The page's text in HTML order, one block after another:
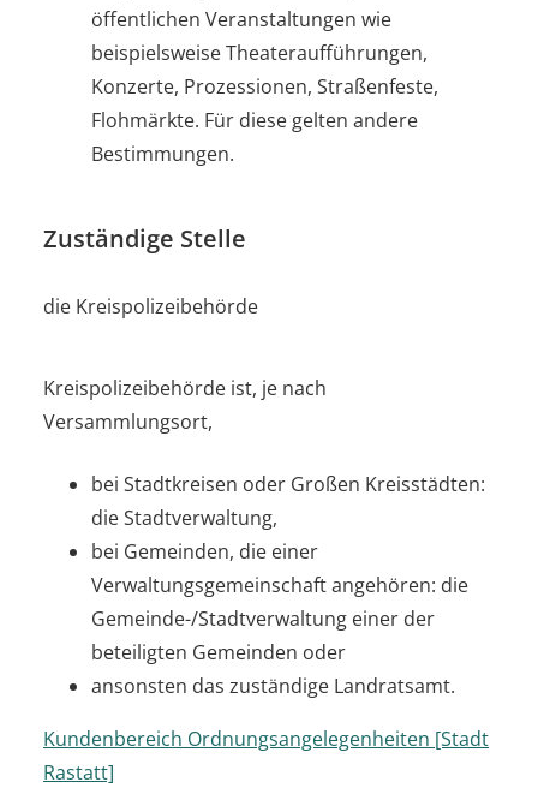
öffentlichen Veranstaltungen wie
beispielsweise Theateraufführungen,
Konzerte, Prozessionen, Straßenfeste,
Flohmärkte. Für diese gelten andere
Bestimmungen.
Zuständige Stelle
die Kreispolizeibehörde
Kreispolizeibehörde ist, je nach
Versammlungsort,
bei Stadtkreisen oder Großen Kreisstädten:
die Stadtverwaltung,
bei Gemeinden, die einer
Verwaltungsgemeinschaft angehören: die
Gemeinde-/Stadtverwaltung einer der
beteiligten Gemeinden oder
ansonsten das zuständige Landratsamt.
Kundenbereich Ordnungsangelegenheiten [Stadt
Rastatt]